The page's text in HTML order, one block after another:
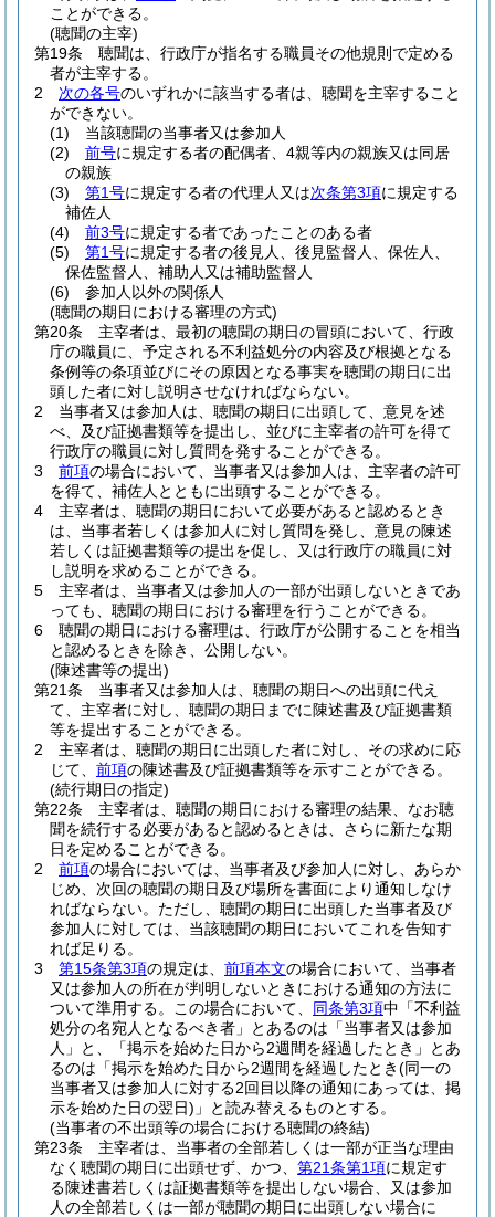
ことができる。
(聴聞の主宰)
第19条
聴聞は、行政庁が指名する職員その他規則で定める
者が主宰する。
2
次の各号のいずれかに該当する者は、聴聞を主宰すること
ができない。
(1)
当該聴聞の当事者又は参加人
(2)
前号に規定する者の配偶者、4親等内の親族又は同居
の親族
(3)
第1号に規定する者の代理人又は次条第3項に規定する
補佐人
(4)
前3号に規定する者であったことのある者
(5)
第1号に規定する者の後見人、後見監督人、保佐人、
保佐監督人、補助人又は補助監督人
(6)
参加人以外の関係人
(聴聞の期日における審理の方式)
第20条
主宰者は、最初の聴聞の期日の冒頭において、行政
庁の職員に、予定される不利益処分の内容及び根拠となる
条例等の条項並びにその原因となる事実を聴聞の期日に出
頭した者に対し説明させなければならない。
2
当事者又は参加人は、聴聞の期日に出頭して、意見を述
べ、及び証拠書類等を提出し、並びに主宰者の許可を得て
行政庁の職員に対し質問を発することができる。
3
前項の場合において、当事者又は参加人は、主宰者の許可
を得て、補佐人とともに出頭することができる。
4
主宰者は、聴聞の期日において必要があると認めるとき
は、当事者若しくは参加人に対し質問を発し、意見の陳述
若しくは証拠書類等の提出を促し、又は行政庁の職員に対
し説明を求めることができる。
5
主宰者は、当事者又は参加人の一部が出頭しないときであ
っても、聴聞の期日における審理を行うことができる。
6
聴聞の期日における審理は、行政庁が公開することを相当
と認めるときを除き、公開しない。
(陳述書等の提出)
第21条
当事者又は参加人は、聴聞の期日への出頭に代え
て、主宰者に対し、聴聞の期日までに陳述書及び証拠書類
等を提出することができる。
2
主宰者は、聴聞の期日に出頭した者に対し、その求めに応
じて、 前項の陳述書及び証拠書類等を示すことができる。
(続行期日の指定)
第22条
主宰者は、聴聞の期日における審理の結果、なお聴
聞を続行する必要があると認めるときは、さらに新たな期
日を定めることができる。
2
前項の場合においては、当事者及び参加人に対し、あらか
じめ、次回の聴聞の期日及び場所を書面により通知しなけ
ればならない。 ただし、聴聞の期日に出頭した当事者及び
参加人に対しては、当該聴聞の期日においてこれを告知す
れば足りる。
3
第15条第3項の規定は、 前項本文の場合において、当事者
又は参加人の所在が判明しないときにおける通知の方法に
ついて準用する。
この場合において、 同条第3項中「不利益
処分の名宛人となるべき者」とあるのは「当事者又は参加
人」と、「掲示を始めた日から2週間を経過したとき」とあ
るのは「掲示を始めた日から2週間を経過したとき(同一の
当事者又は参加人に対する2回目以降の通知にあっては、掲
示を始めた日の翌日) 」と読み替えるものとする。
(当事者の不出頭等の場合における聴聞の終結)
第23条
主宰者は、当事者の全部若しくは一部が正当な理由
なく聴聞の期日に出頭せず、かつ、 第21条第1項に規定す
る陳述書若しくは証拠書類等を提出しない場合、又は参加
人の全部若しくは一部が聴聞の期日に出頭しない場合に